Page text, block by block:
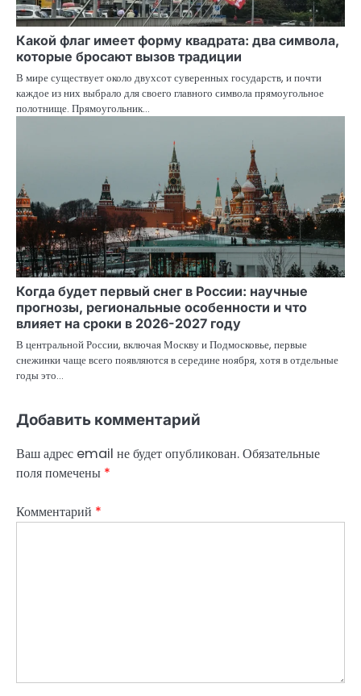
Какой флаг имеет форму квадрата: два символа,
которые бросают вызов традиции
В мире существует около двухсот суверенных государств, и почти
каждое из них выбрало для своего главного символа прямоугольное
полотнище. Прямоугольник…
Когда будет первый снег в России: научные
прогнозы, региональные особенности и что
влияет на сроки в 2026-2027 году
В центральной России, включая Москву и Подмосковье, первые
снежинки чаще всего появляются в середине ноября, хотя в отдельные
годы это…
Добавить комментарий
Ваш адрес email не будет опубликован.Обязательные
поля помечены *
Комментарий *